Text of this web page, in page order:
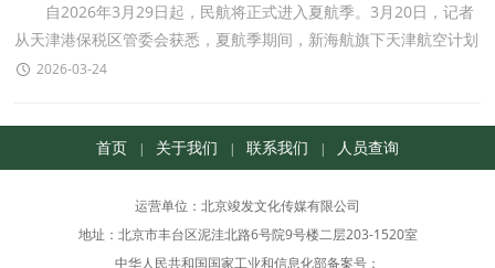
自2026年3月29日起，民航将正式进入夏航季。3月20日，记者
从天津港保税区管委会获悉，夏航季期间，新海航旗下天津航空计划
新开、重开50余条航线，共计执行200余条国内外航线，通航1
2026-03-24
首页 关于我们 联系我们 人员查询
运营单位：北京竣发文化传媒有限公司
地址：北京市丰台区泥洼北路6号院9号楼二层203-1520室
中华人民共和国国家工业和信息化部备案号：